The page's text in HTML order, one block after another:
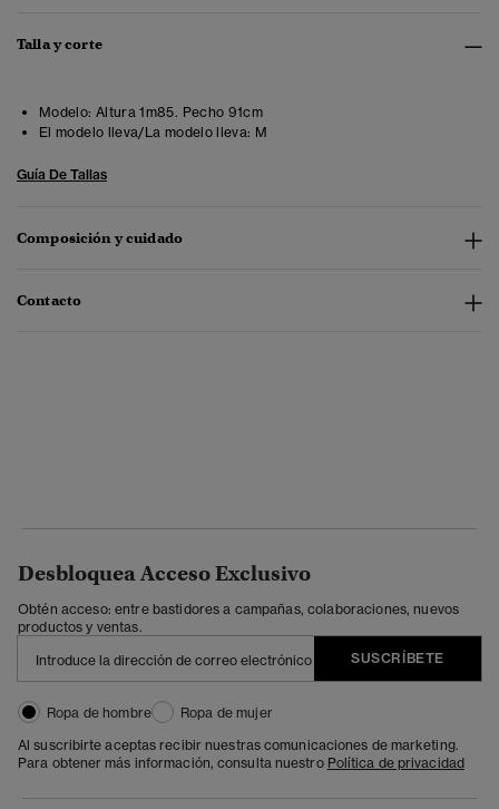
Talla y corte
Modelo: Altura 1m85. Pecho 91cm
El modelo lleva/La modelo lleva: M
Guía De Tallas
Composición y cuidado
Contacto
Desbloquea Acceso Exclusivo
Obtén acceso: entre bastidores a campañas, colaboraciones, nuevos
productos y ventas.
SUSCRÍBETE
Ropa de hombre
Ropa de mujer
Al suscribirte aceptas recibir nuestras comunicaciones de marketing.
Para obtener más información, consulta nuestro Política de privacidad